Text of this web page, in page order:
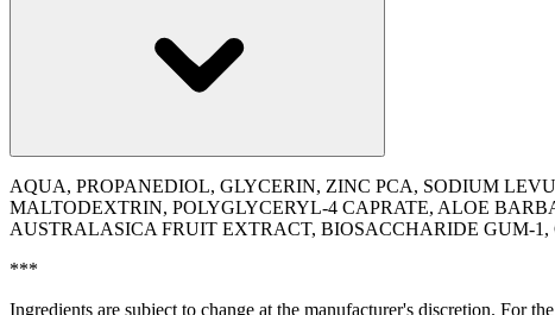
AQUA, PROPANEDIOL, GLYCERIN, ZINC PCA, SODIUM
MALTODEXTRIN, POLYGLYCERYL-4 CAPRATE, ALOE
AUSTRALASICA FRUIT EXTRACT, BIOSACCHARIDE GUM-
***
Ingredients are subject to change at the manufacturer's discretion. For